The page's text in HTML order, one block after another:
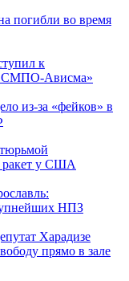
погибли во время
к
Ависма»
из-за «фейков» в
ракет у США
НПЗ
Харадизе
прямо в зале